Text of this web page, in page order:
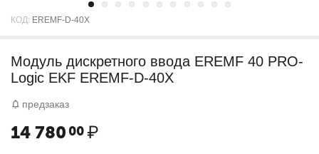
КОД: EREMF-D-40X
Модуль дискретного ввода EREMF 40 PRO-
Logic EKF EREMF-D-40X
предзаказ
14 780 00₽